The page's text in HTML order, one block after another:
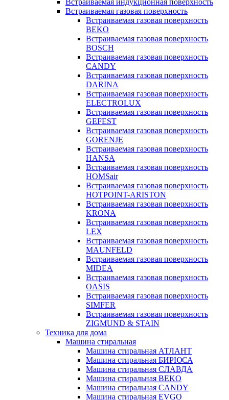
Встраиваемая индукционная поверхность
Встраиваемая газовая поверхность
Встраиваемая газовая поверхность
BEKO
Встраиваемая газовая поверхность
BOSCH
Встраиваемая газовая поверхность
CANDY
Встраиваемая газовая поверхность
DARINA
Встраиваемая газовая поверхность
ELECTROLUX
Встраиваемая газовая поверхность
GEFEST
Встраиваемая газовая поверхность
GORENJE
Встраиваемая газовая поверхность
HANSA
Встраиваемая газовая поверхность
HOMSair
Встраиваемая газовая поверхность
HOTPOINT-ARISTON
Встраиваемая газовая поверхность
KRONA
Встраиваемая газовая поверхность
LEX
Встраиваемая газовая поверхность
MAUNFELD
Встраиваемая газовая поверхность
MIDEA
Встраиваемая газовая поверхность
OASIS
Встраиваемая газовая поверхность
SIMFER
Встраиваемая газовая поверхность
ZIGMUND & STAIN
Техника для дома
Машина стиральная
Машина стиральная АТЛАНТ
Машина стиральная БИРЮСА
Машина стиральная СЛАВДА
Машина стиральная BEKO
Машина стиральная CANDY
Машина стиральная EVGO